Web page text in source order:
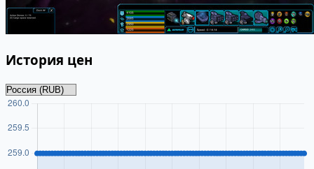
История цен